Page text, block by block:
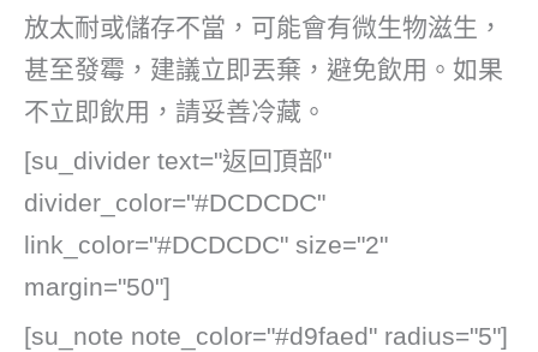
放太耐或儲存不當，可能會有微生物滋生，
甚至發霉，建議立即丟棄，避免飲用。如果
不立即飲用，請妥善冷藏。
[su_divider text="返回頂部"
divider_color="#DCDCDC"
link_color="#DCDCDC" size="2"
margin="50"]
[su_note note_color="#d9faed" radius="5"]